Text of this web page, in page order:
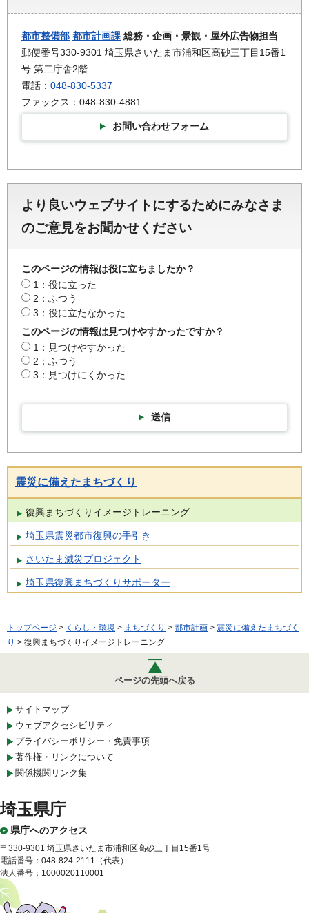
都市整備部 都市計画課 総務・企画・景観・屋外広告物担当
郵便番号330-9301 埼玉県さいたま市浦和区高砂三丁目15番1
号 第二庁舎2階
電話： 048-830-5337
ファックス：048-830-4881
お問い合わせフォーム
より良いウェブサイトにするためにみなさま
のご意見をお聞かせください
このページの情報は役に立ちましたか？
1：役に立った
2：ふつう
3：役に立たなかった
このページの情報は見つけやすかったですか？
1：見つけやすかった
2：ふつう
3：見つけにくかった
送信
震災に備えたまちづくり
復興まちづくりイメージトレーニング
埼玉県震災都市復興の手引き
さいたま減災プロジェクト
埼玉県復興まちづくりサポーター
トップページ > くらし・環境 > まちづくり > 都市計画 > 震災に備えたまちづく
り > 復興まちづくりイメージトレーニング
ページの先頭へ戻る
サイトマップ
ウェブアクセシビリティ
プライバシーポリシー・免責事項
著作権・リンクについて
関係機関リンク集
埼玉県庁
県庁へのアクセス
〒330-9301 埼玉県さいたま市浦和区高砂三丁目15番1号
電話番号：048-824-2111（代表）
法人番号：1000020110001